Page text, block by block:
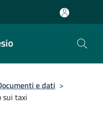
e dati >
sui taxi